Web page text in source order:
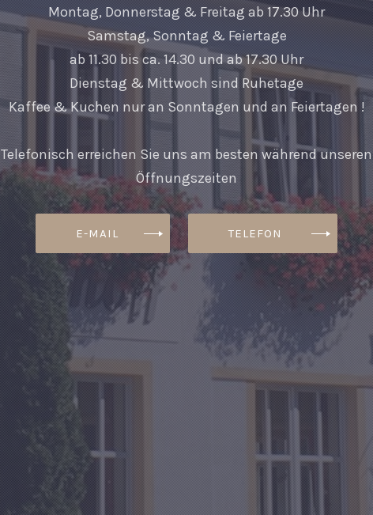
Montag, Donnerstag & Freitag ab 17.30 Uhr
Samstag, Sonntag & Feiertage
ab 11.30 bis ca. 14.30 und ab 17.30 Uhr
Dienstag & Mittwoch sind Ruhetage
Kaffee & Kuchen nur an Sonntagen und an Feiertagen !
Telefonisch erreichen Sie uns am besten während unseren
Öffnungszeiten
‎ ‎ E-MAIL ‎ ‎ TELEFON‎‎ ‎